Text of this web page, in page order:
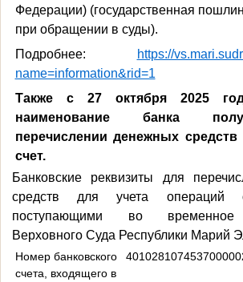
Федерации) (государственная
при обращении в суды).
Подробнее:
https://
name=information&rid=1
Также с 27 октября 2025
наименование банка
перечислении денежных
счет.
Банковские реквизиты для
средств для учета операций
поступающими во временное
Верховного Суда Республики Марий
Номер банковского
счета, входящего в